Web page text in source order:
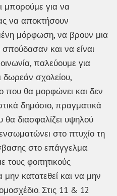
μπορούμε για να
να αποκτήσουν
μόρφωση, να βρουν μια
και να είναι
παλεύουμε για
δωρεάν σχολείου,
που θα μορφώνει και δεν
δημόσιο, πραγματικά
διασφαλίζει υψηλού
στο πτυχίο τη
στο επάγγελμα.
φοιτητικούς
κατατεθεί και να μην
Στις 11 & 12